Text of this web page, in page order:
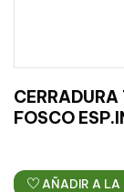
FOSCO
AÑADIR A LA